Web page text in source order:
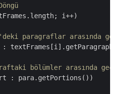
i++)
paragraflar arasında
:
bölümler arasında
: para.getPortions())